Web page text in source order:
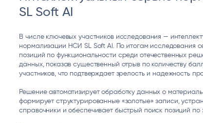
SL Soft AI
В числе ключевых участников исследования —
нормализации НСИ SL Soft AI. По итогам исследования
позиций по функциональности среди отечественных
данных, показав существенный отрыв по количеству
участников, что подтверждает зрелость и надежность
Решение автоматизирует обработку данных о
формирует структурированные «золотые» записи,
справочники и обеспечивает быстрый поиск позиций по